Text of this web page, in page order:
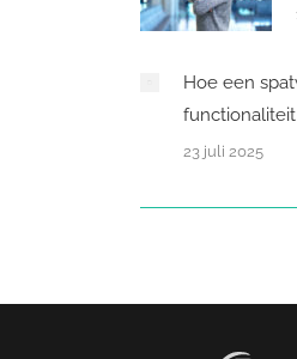
Hoe een
23 juli 2025